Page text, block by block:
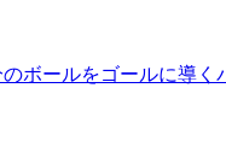
ボールをゴールに導く